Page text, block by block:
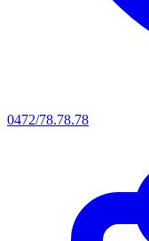
0472/78.78.78